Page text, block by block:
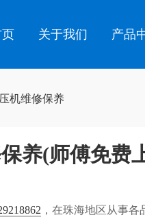
关于我们 产品
机维修保养
养(师傅免费
，在珠海地区从事